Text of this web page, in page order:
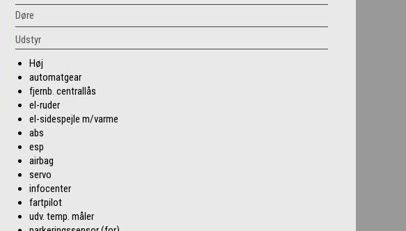
Døre
Udstyr
Høj
automatgear
fjernb. centrallås
el-ruder
el-sidespejle m/varme
abs
esp
airbag
servo
infocenter
fartpilot
udv. temp. måler